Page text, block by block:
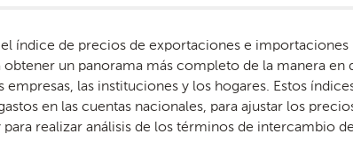
índice de precios de exportaciones e
un panorama más completo de la manera en
las instituciones y los hogares. Estos
en las cuentas nacionales, para ajustar los
realizar análisis de los términos de intercambio